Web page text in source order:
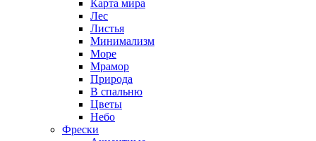
Карта мира
Лес
Листья
Минимализм
Море
Мрамор
Природа
В спальню
Цветы
Небо
Фрески